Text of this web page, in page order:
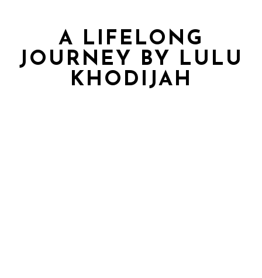
A LIFELONG
JOURNEY BY LULU
KHODIJAH